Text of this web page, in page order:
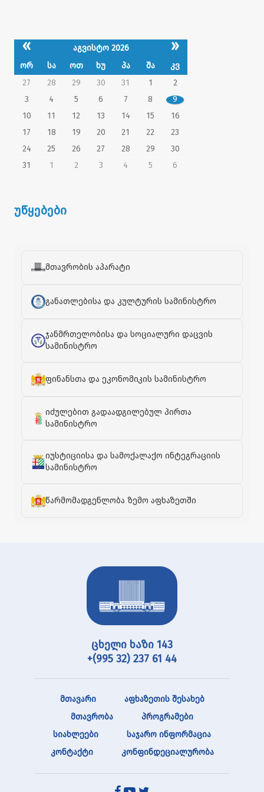
« აგვისტო 2026 »
ორ სა ოთ ხუ პა შა
კვ
27
28 29 30 31 1
2
3
4 5 6 7 8
9
10
11 12 13 14 15
16
17
18 19 20 21 22
23
24
25 26 27 28 29
30
31
1 2 3 4 5 6
უწყებები
მთავრობის აპარატი
განათლებისა და კულტურის სამინისტრო
ჯანმრთელობისა და სოციალური დაცვის
სამინისტრო
ფინანსთა და ეკონომიკის სამინისტრო
იძულებით გადაადგილებულ პირთა
სამინისტრო
იუსტიციისა და სამოქალაქო ინტეგრაციის
სამინისტრო
წარმომადგენლობა ზემო აფხაზეთში
ცხელი ხაზი 143
+(995 32) 237 61 44
მთავარი
აფხაზეთის შესახებ
მთავრობა
პროგრამები
სიახლეები
საჯარო ინფორმაცია
კონტაქტი
კონფინდეციალურობა